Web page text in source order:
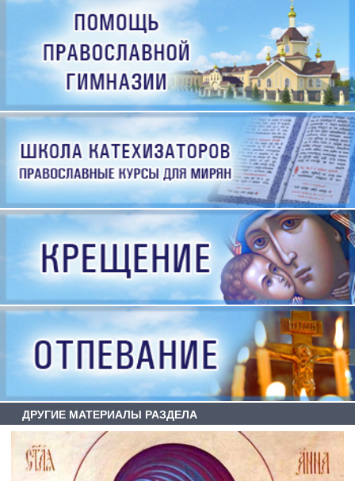
ДРУГИЕ МАТЕРИАЛЫ РАЗДЕЛА